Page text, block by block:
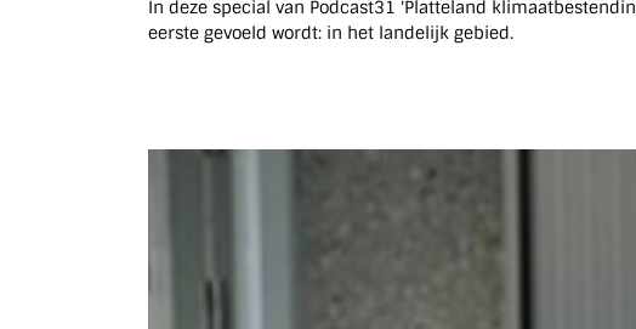
In deze special van Podcast31 'Platteland
eerste gevoeld wordt: in het landelijk gebied.